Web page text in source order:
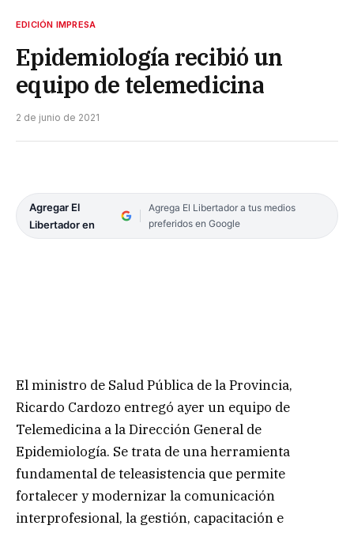
EDICIÓN IMPRESA
Epidemiología recibió un
equipo de telemedicina
2 de junio de 2021
Agregar El
Libertador en
Agrega El Libertador a tus medios
preferidos en Google
El ministro de Salud Pública de la Provincia,
Ricardo Cardozo entregó ayer un equipo de
Telemedicina a la Dirección General de
Epidemiología. Se trata de una herramienta
fundamental de teleasistencia que permite
fortalecer y modernizar la comunicación
interprofesional, la gestión, capacitación e